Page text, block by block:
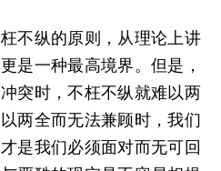
纵的原则，从理论上讲
是一种最高境界。但是，
突时，不枉不纵就难以两
两全而无法兼顾时，我们
是我们必须面对而无可回